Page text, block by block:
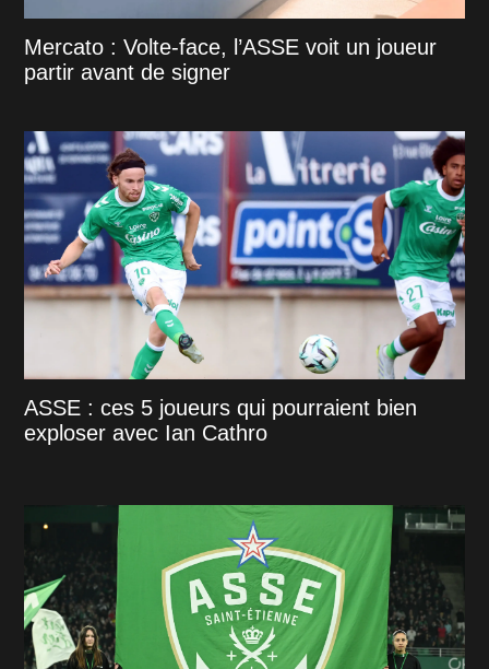
Mercato : Volte-face, l’ASSE voit un joueur
partir avant de signer
ASSE : ces 5 joueurs qui pourraient bien
exploser avec Ian Cathro